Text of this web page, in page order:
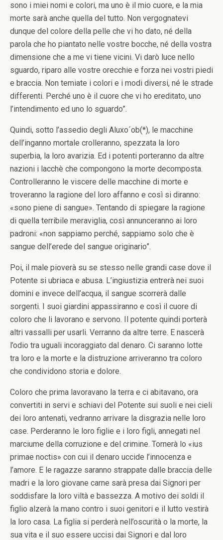
sono i miei nomi e colori, ma uno è il mio cuore, e la mia
morte sarà anche quella del tutto. Non vergognatevi
dunque del colore della pelle che vi ho dato, né della
parola che ho piantato nelle vostre bocche, né della vostra
dimensione che a me vi tiene vicini. Vi darò luce nello
sguardo, riparo alle vostre orecchie e forza nei vostri piedi
e braccia. Non temiate i colori e i modi diversi, né le strade
differenti. Perché uno è il cuore che vi ho ereditato, uno
l’intendimento ed uno lo sguardo”.
Quindi, sotto l’assedio degli Aluxo´ob(*), le macchine
dell’inganno mortale crolleranno, spezzata la loro
superbia, la loro avarizia. Ed i potenti porteranno da altre
nazioni i lacchè che compongono la morte decomposta.
Controlleranno le viscere delle macchine di morte e
troveranno la ragione del loro affanno e così si diranno:
«sono piene di sangue». Tentando di spiegare la ragione
di quella terribile meraviglia, così annunceranno ai loro
padroni: «non sappiamo perché, sappiamo solo che è
sangue dell’erede del sangue originario”.
Poi, il male pioverà su se stesso nelle grandi case dove il
Potente si ubriaca e abusa. L’ingiustizia entrerà nei suoi
domini e invece dell’acqua, il sangue scorrerà dalle
sorgenti. I suoi giardini appassiranno e così il cuore di
coloro che li lavorano e servono. Il potente quindi porterà
altri vassalli per usarli. Verranno da altre terre. E nascerà
l’odio tra uguali incoraggiato dal denaro. Ci saranno lotte
tra loro e la morte e la distruzione arriveranno tra coloro
che condividono storia e dolore.
Coloro che prima lavoravano la terra e ci abitavano, ora
convertiti in servi e schiavi del Potente sui suoli e nei cieli
dei loro antenati, vedranno arrivare la disgrazia nelle loro
case. Perderanno le loro figlie e i loro figli, annegati nel
marciume della corruzione e del crimine. Tornerà lo «ius
primae noctis» con cui il denaro uccide l’innocenza e
l’amore. E le ragazze saranno strappate dalle braccia delle
madri e la loro giovane carne sarà presa dai Signori per
soddisfare la loro viltà e bassezza. A motivo dei soldi il
figlio alzerà la mano contro i suoi genitori e il lutto vestirà
la loro casa. La figlia si perderà nell’oscurità o la morte, la
sua vita e il suo essere uccisi dai Signori e dal loro